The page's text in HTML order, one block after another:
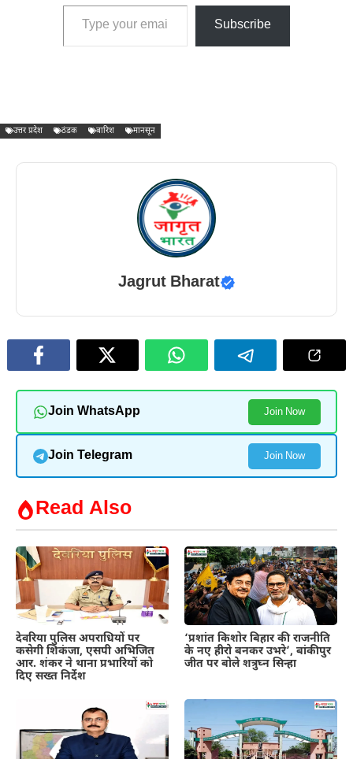
Type your email…
Subscribe
उत्तर प्रदेश ठंडक बारिश मानसून
Jagrut Bharat
Join WhatsApp Join Now
Join Telegram Join Now
Read Also
देवरिया पुलिस अपराधियों पर
कसेगी शिकंजा, एसपी अभिजित
आर. शंकर ने थाना प्रभारियों को
दिए सख्त निर्देश
‘प्रशांत किशोर बिहार की राजनीति
के नए हीरो बनकर उभरे’, बांकीपुर
जीत पर बोले शत्रुघ्न सिन्हा